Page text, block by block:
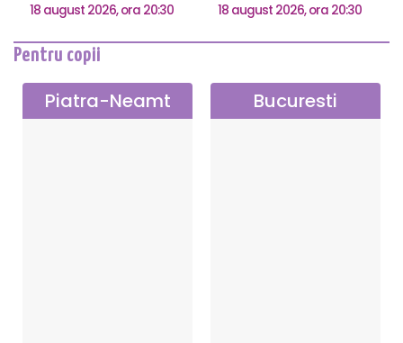
18 august 2026, ora 20:30 18 august 2026, ora 20:30
Pentru copii
Piatra-Neamt Bucuresti